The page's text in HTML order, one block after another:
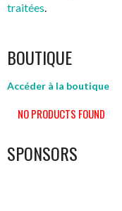
traitées.
BOUTIQUE
Accéder à la boutique
NO PRODUCTS FOUND
SPONSORS